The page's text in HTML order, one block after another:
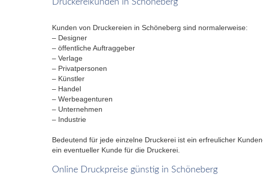
Kunden von Druckereien in Schöneberg sind normalerweise:
– Designer
– öffentliche Auftraggeber
– Verlage
– Privatpersonen
– Künstler
– Handel
– Werbeagenturen
– Unternehmen
– Industrie
Bedeutend für jede einzelne Druckerei ist ein erfreulicher
ein eventueller Kunde für die Druckerei.
Online Druckpreise günstig in Schöneberg